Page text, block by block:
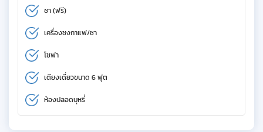
ชา (ฟรี)
เครื่องชงกาแฟ/ชา
โซฟา
เตียงเดี่ยวขนาด 6 ฟุต
ห้องปลอดบุหรี่